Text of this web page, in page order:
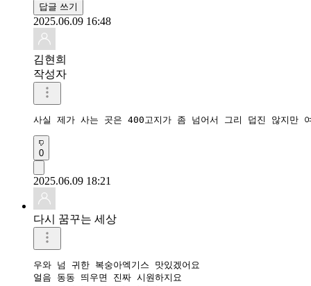
답글 쓰기
2025.06.09 16:48
김현희
작성자
사실 제가 사는 곳은 400고지가 좀 넘어서 그리 덥진 않지만
0
2025.06.09 18:21
다시 꿈꾸는 세상
우와 넘 귀한 복숭아엑기스 맛있겠어요
얼음 동동 띄우면 진짜 시원하지요